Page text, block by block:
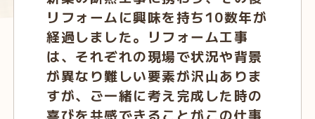
リフォームに興味を持ち10数年が
経過しました。リフォーム工事
は、それぞれの現場で状況や背景
が異なり難しい要素が沢山ありま
すが、ご一緒に考え完成した時の
喜びを共感できることがこの仕事